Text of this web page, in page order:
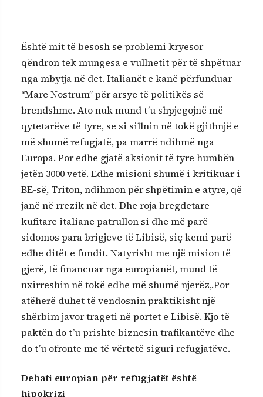
Është mit të besosh se problemi kryesor
qëndron tek mungesa e vullnetit për të shpëtuar
nga mbytja në det. Italianët e kanë përfunduar
“Mare Nostrum” për arsye të politikës së
brendshme. Ato nuk mund t’u shpjegojnë më
qytetarëve të tyre, se si sillnin në tokë gjithnjë e
më shumë refugjatë, pa marrë ndihmë nga
Europa. Por edhe gjatë aksionit të tyre humbën
jetën 3000 vetë. Edhe misioni shumë i kritikuar i
BE-së, Triton, ndihmon për shpëtimin e atyre, që
janë në rrezik në det. Dhe roja bregdetare
kufitare italiane patrullon si dhe më parë
sidomos para brigjeve të Libisë, siç kemi parë
edhe ditët e fundit. Natyrisht me një mision të
gjerë, të financuar nga europianët, mund të
nxirreshin në tokë edhe më shumë njerëz,.Por
atëherë duhet të vendosnin praktikisht një
shërbim javor trageti në portet e Libisë. Kjo të
paktën do t’u prishte biznesin trafikantëve dhe
do t’u ofronte me të vërtetë siguri refugjatëve.
Debati europian për refugjatët është
hipokrizi